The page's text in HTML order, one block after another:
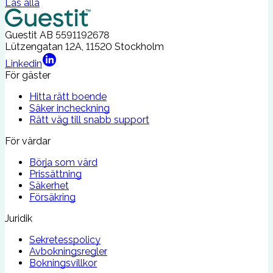
Läs alla
Guestit AB 5591192678
Lützengatan 12A, 11520 Stockholm
Linkedin
För gäster
Hitta rätt boende
Säker incheckning
Rätt väg till snabb support
För värdar
Börja som värd
Prissättning
Säkerhet
Försäkring
Juridik
Sekretesspolicy
Avbokningsregler
Bokningsvillkor